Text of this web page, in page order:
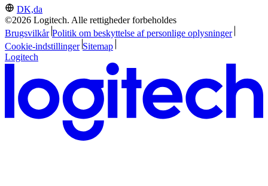
DK,da
©2026 Logitech. Alle rettigheder forbeholdes
Brugsvilkår Politik om beskyttelse af personlige oplysninger
Cookie-indstillinger Sitemap
Logitech